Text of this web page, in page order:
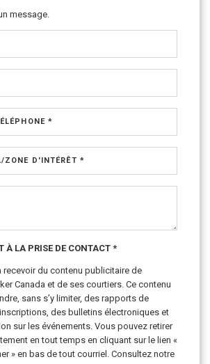
message.
*
ZONE D'INTÉRÊT *
À LA PRISE DE CONTACT *
recevoir du contenu publicitaire de
Canada et de ses courtiers. Ce contenu
sans s’y limiter, des rapports de
des bulletins électroniques et
sur les événements. Vous pouvez retirer
en tout temps en cliquant sur le lien «
» en bas de tout courriel. Consultez notre